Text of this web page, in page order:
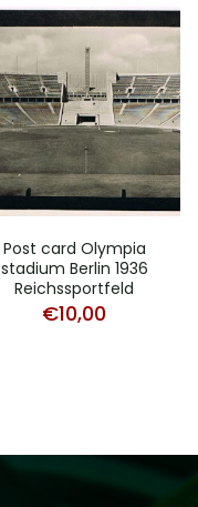
Post card Olympia
stadium Berlin 1936
Reichssportfeld
€10,00